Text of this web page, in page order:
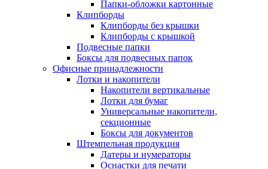
Папки-обложки картонные
Клипборды
Клипборды без крышки
Клипборды с крышкой
Подвесные папки
Боксы для подвесных папок
Офисные принадлежности
Лотки и накопители
Накопители вертикальные
Лотки для бумаг
Универсальные накопители,
секционные
Боксы для документов
Штемпельная продукция
Датеры и нумераторы
Оснастки для печати